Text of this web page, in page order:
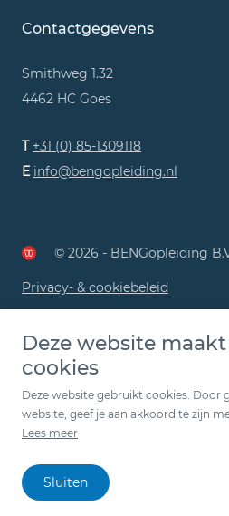
Contactgegevens
Smithweg 1.32
4462 HC Goes
T +31 (0) 85-1309118
E info@bengopleiding.nl
© 2026 - BENGopleiding
Privacy- & cookiebeleid
Deze website
cookies
Deze website gebruikt cookies. Door
website, geef je aan akkoord te zijn
Lees meer
Sluiten